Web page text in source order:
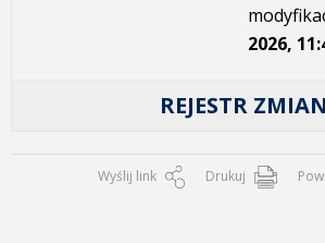
2026,
REJESTR ZMIAN
Wyślij link Drukuj